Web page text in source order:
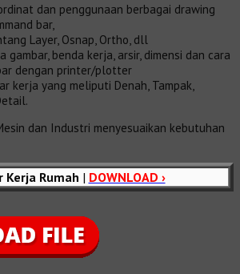
dan penggunaan berbagai drawing
bar,
Layer, Osnap, Ortho, dll
gambar, benda kerja, arsir, dimensi dan cara
dengan printer/plotter
kerja yang meliputi Denah, Tampak,
dan Industri menyesuaikan kebutuhan
Kerja Rumah | DOWNLOAD ›